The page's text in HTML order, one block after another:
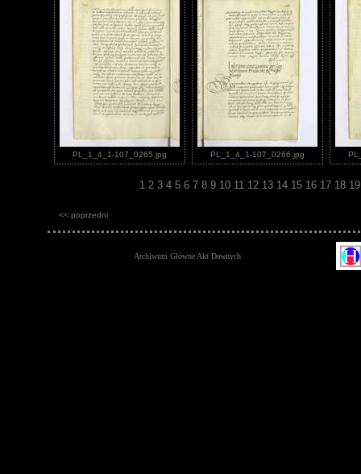
PL_1_4_1-107_0265.jpg PL_1_4_1-107_0266.jpg
1 2 3 4 5 6 7 8 9 10 11 12 13 14 15 16 17 18
<< poprzedni
Archiwum Główne Akt Dawnych